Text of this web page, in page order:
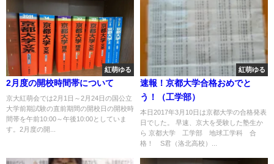
紅萌ゆる
2月度の開校時間帯について
京大紅萌会では2月1日～2月24日の国公立
大学前期試験の直前期間の開校日の開校時
間帯を午前10:00～午後10:00としていま
す。2月度の開...
紅萌ゆる
速報！京都大学合格おめでと
う！（工学部）
本日2017年3月10日は京都大学の合格発表
日でした。 早速、京大を受験した塾生か
ら 京都大学 工学部 地球工学科 合
格！ S君（洛北高校）...